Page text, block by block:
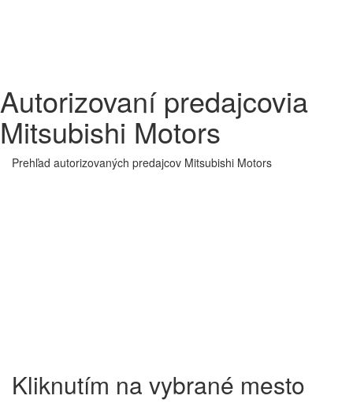
Autorizovaní predajcovia
Mitsubishi Motors
Prehľad autorizovaných predajcov Mitsubishi Motors
Kliknutím na vybrané mesto